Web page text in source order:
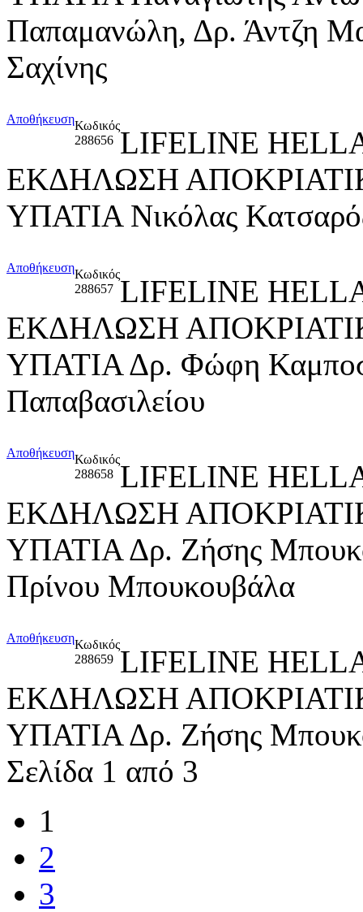
Παπαμανώλη, Δρ. Άντζη
Σαχίνης
ΑποθήκευσηΚωδικός
288656 LIFELINE
ΕΚΔΗΛΩΣΗ
ΥΠΑΤΙΑ Νικόλας
ΑποθήκευσηΚωδικός
288657 LIFELINE
ΕΚΔΗΛΩΣΗ
ΥΠΑΤΙΑ Δρ. Φώφη
Παπαβασιλείου
ΑποθήκευσηΚωδικός
288658 LIFELINE
ΕΚΔΗΛΩΣΗ
ΥΠΑΤΙΑ Δρ. Ζήσης
Πρίνου Μπουκουβάλα
ΑποθήκευσηΚωδικός
288659 LIFELINE
ΕΚΔΗΛΩΣΗ
ΥΠΑΤΙΑ Δρ. Ζήσης
Σελίδα 1 από 3
1
2
3